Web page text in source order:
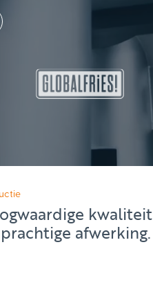
kwaliteit
afwerking.